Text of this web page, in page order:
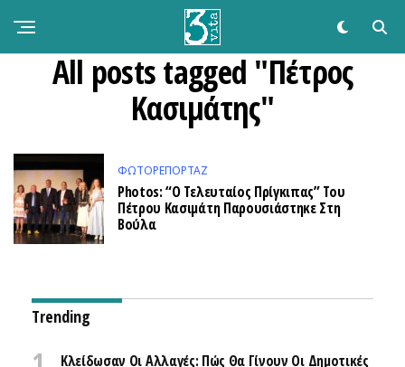
All posts tagged "Πέτρος
Κασιμάτης"
ΦΩΤΟΡΕΠΟΡΤΆΖ
Photos: “Ο Τελευταίος Πρίγκιπας” Του
Πέτρου Κασιμάτη Παρουσιάστηκε Στη
Βούλα
Trending
Κλείδωσαν Οι Αλλαγές: Πώς Θα Γίνουν Οι Δημοτικές